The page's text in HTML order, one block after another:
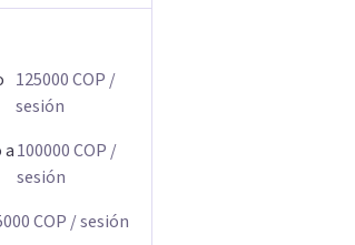
125000COP /
sesión
100000COP /
sesión
COP / sesión